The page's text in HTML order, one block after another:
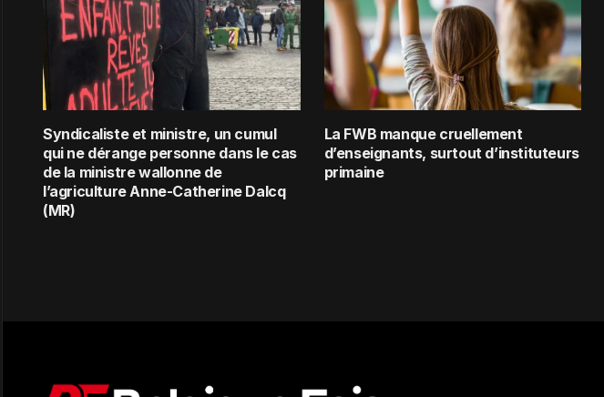
Syndicaliste et ministre, un cumul
qui ne dérange personne dans le cas
de la ministre wallonne de
l’agriculture Anne-Catherine Dalcq
(MR)
La FWB manque cruellement
d’enseignants, surtout d’instituteurs
primaine